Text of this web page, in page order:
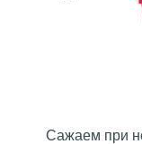
Сажаем при